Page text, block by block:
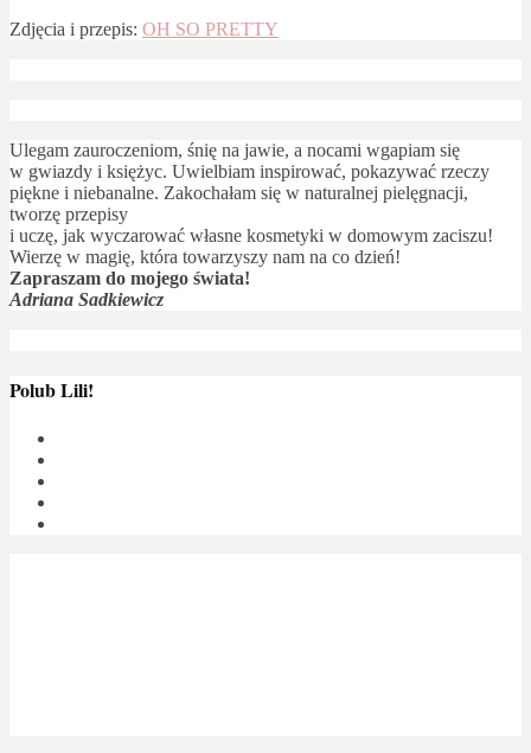
Zdjęcia i przepis: OH SO PRETTY
Ulegam zauroczeniom, śnię na jawie, a nocami wgapiam się
w gwiazdy i księżyc. Uwielbiam inspirować, pokazywać rzeczy
piękne i niebanalne. Zakochałam się w naturalnej pielęgnacji,
tworzę przepisy
i uczę, jak wyczarować własne kosmetyki w domowym zaciszu!
Wierzę w magię, która towarzyszy nam na co dzień!
Zapraszam do mojego świata!
Adriana Sadkiewicz
Polub Lili!